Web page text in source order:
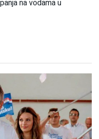
na vodama u